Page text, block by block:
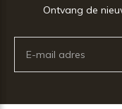
Ontvang de